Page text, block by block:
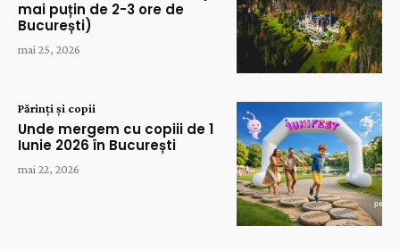
mai puțin de 2-3 ore de
București)
mai 25, 2026
Părinți și copii
Unde mergem cu copiii de 1
Iunie 2026 în București
mai 22, 2026